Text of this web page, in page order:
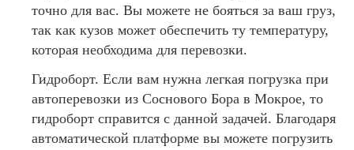
точно для вас. Вы можете не бояться за ваш груз,
так как кузов может обеспечить ту температуру,
которая необходима для перевозки.
Гидроборт. Если вам нужна легкая погрузка при
автоперевозки из Соснового Бора в Мокрое, то
гидроборт справится с данной задачей. Благодаря
автоматической платформе вы можете погрузить